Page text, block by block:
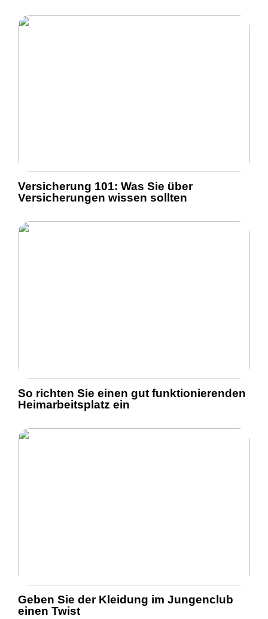
Versicherung 101: Was Sie über
Versicherungen wissen sollten
So richten Sie einen gut funktionierenden
Heimarbeitsplatz ein
Geben Sie der Kleidung im Jungenclub
einen Twist